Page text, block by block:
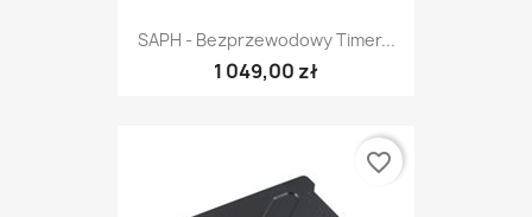
SAPH - Bezprzewodowy Timer...
1 049,00 zł
favorite_border